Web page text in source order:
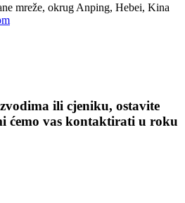
mreže, okrug Anping, Hebei, Kina
ili cjeniku, ostavite
ćemo vas kontaktirati u roku